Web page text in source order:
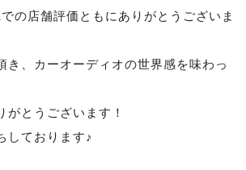
の店舗評価ともにありがとうございま
き、カーオーディオの世界感を味わっ
がとうございます！
しております♪